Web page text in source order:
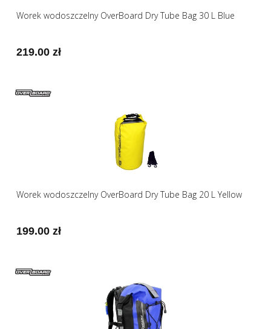
Worek wodoszczelny OverBoard Dry Tube Bag 30 L Blue
219.00 zł
Worek wodoszczelny OverBoard Dry Tube Bag 20 L Yellow
199.00 zł